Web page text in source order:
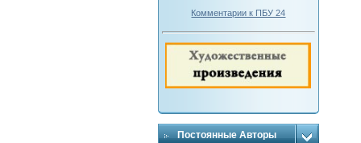
Комментарии к ПБУ 24
Постоянные Авторы